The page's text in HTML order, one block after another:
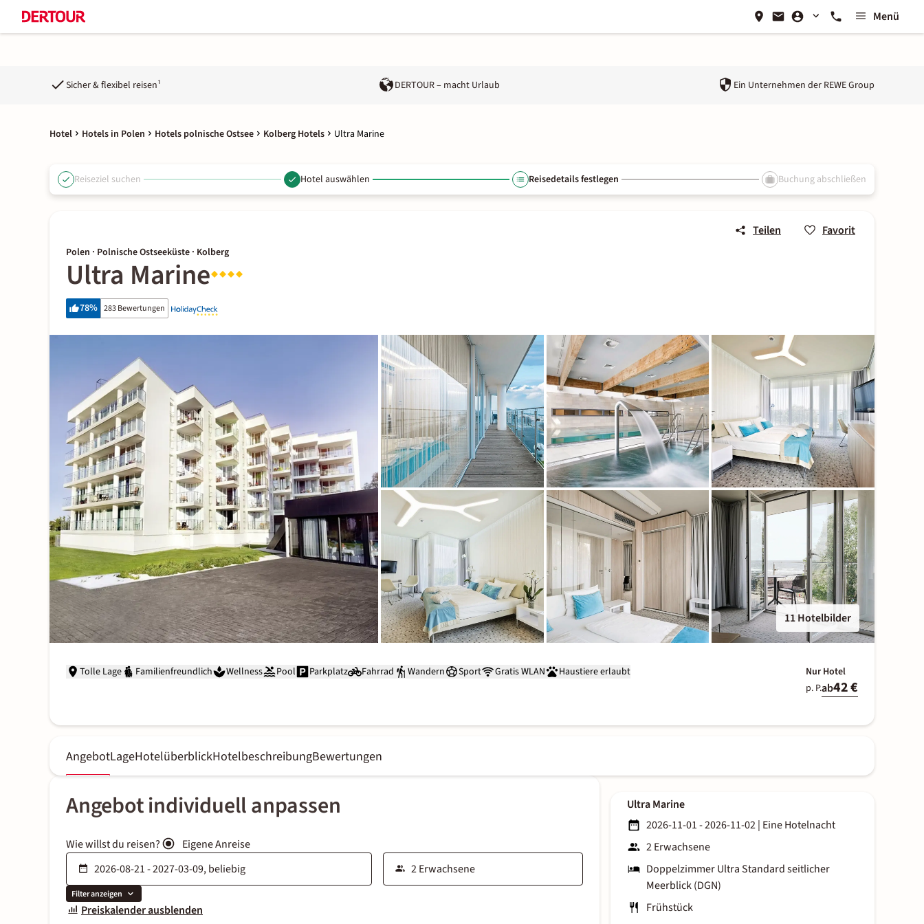
Menü
Sicher & flexibel reisen¹ DERTOUR – macht Urlaub Ein Unternehmen der REWE Group
Hotel Hotels in Polen Hotels polnische Ostsee Kolberg Hotels Ultra Marine
Reiseziel suchen Hotel auswählen Reisedetails festlegen Buchung abschließen
Teilen Favorit
Polen · Polnische Ostseeküste · Kolberg
Ultra Marine
78% 283 Bewertungen
11 Hotelbilder
Tolle Lage Familienfreundlich Wellness Pool Parkplatz Fahrrad Wandern Sport Gratis WLAN Haustiere erlaubt
Nur Hotel
p. P.ab42 €
AngebotLageHotelüberblickHotelbeschreibungBewertungen
Angebot individuell anpassen
Wie willst du reisen? Eigene Anreise
Filter anzeigen
Preiskalender ausblenden
Ultra Marine
2026-11-01 - 2026-11-02| Eine Hotelnacht
2 Erwachsene
Doppelzimmer Ultra Standard seitlicher
Meerblick (DGN)
Frühstück